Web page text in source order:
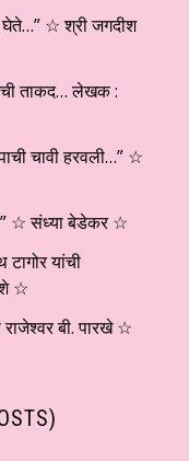
घेते…” ☆ श्री जगदीश
ताकद… लेखक :
चावी हरवली…” ☆
☆ संध्या बेडेकर ☆
टागोर यांची
☆
बी. पारखे ☆